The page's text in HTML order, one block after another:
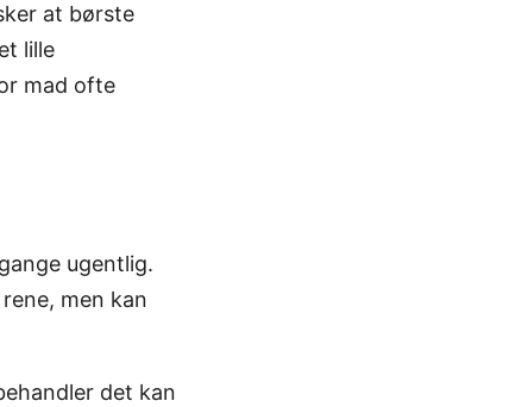
at børste
lille
mad ofte
ugentlig.
men kan
det kan